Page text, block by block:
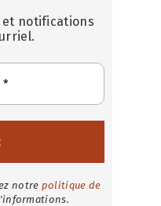
et notifications
notre politique de